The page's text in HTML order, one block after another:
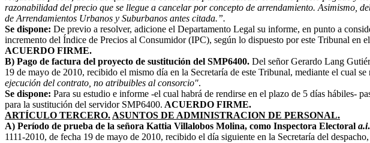
razonabilidad del precio que se llegue a cancelar por concepto de arrendamiento. Asimismo,
de Arrendamientos Urbanos y Suburbanos antes citada.”.
Se dispone: De previo a resolver, adicione el Departamento Legal su informe, en punto a
incremento del Índice de Precios al Consumidor (IPC), según lo dispuesto por este Tribunal en
ACUERDO FIRME.
B) Pago de factura del proyecto de sustitución del SMP6400. Del señor Gerardo Lang
19 de mayo de 2010, recibido el mismo día en la Secretaría de este Tribunal, mediante el cual
ejecución del contrato, no atribuibles al consorcio".
Se dispone: Para su estudio e informe -el cual habrá de rendirse en el plazo de 5 días hábiles-
para la sustitución del servidor SMP6400. ACUERDO FIRME.
ARTÍCULO TERCERO. ASUNTOS DE ADMINISTRACION DE PERSONAL.
A) Período de prueba de la señora Kattia Villalobos Molina, como Inspectora Electoral a.i.
1111-2010, de fecha 19 de mayo de 2010, recibido el día siguiente en la Secretaría del